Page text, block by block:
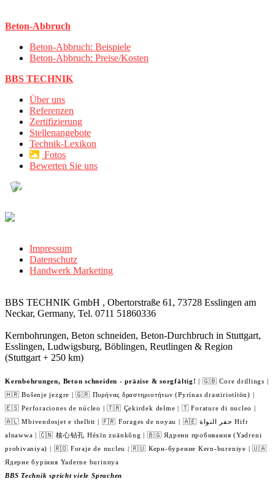
Beton-Abbruch
Beton-Abbruch: Beispiele
Beton-Abbruch: Preise/Kosten
BBS TECHNIK
Über uns
Referenzen
Zertifizierung
Stellenangebote
Technik-Lexikon
Fotos
Bewerten Sie uns
Impressum
Datenschutz
Handwerk Marketing
BBS TECHNIK GmbH , Obertorstraße 61, 73728 Esslingen am
Neckar, Germany, Tel. 0711 51860336
Kernbohrungen, Beton schneiden, Beton-Durchbruch in Stuttgart,
Esslingen, Ludwigsburg, Böblingen, Reutlingen & Region
(Stuttgart + 250 km)
Kernbohrungen, Beton schneiden - präzise & sorgfältig! | 🇬🇧 Core drillings |
🇭🇷 Bušenje jezgre | 🇬🇷 Πυρήνας δραστηριοτήτων (Pyrínas drastiriotítōn) |
🇪🇸 Perforaciones de núcleo | 🇹🇷 Çekirdek delme | 🇹 Forature di nucleo |
🇦🇱 Mbivendosjet e thelbit | 🇫🇷 Forages de noyau | 🇦🇪 حفر النواة Hifr
alnawwa | 🇨🇳 核心钻孔 Héxīn zuānkǒng | 🇧🇬 Ядрени пробивания (Yadreni
probivaniya) | 🇷🇴 Foraje de nucleu | 🇷🇺 Керн-бурение Kern-bureniye | 🇺🇦
Ядерне буріння Yaderne burinnya
BBS Technik spricht viele Sprachen